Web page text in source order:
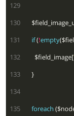
129
130
131
if (!empty
132
      $field_image[
133
    }
134
135
foreach